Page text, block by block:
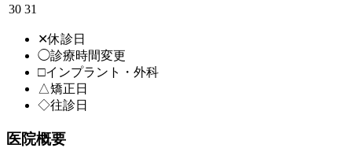
30 31
✕休診日
◯診療時間変更
□インプラント・外科
△矯正日
◇往診日
医院概要